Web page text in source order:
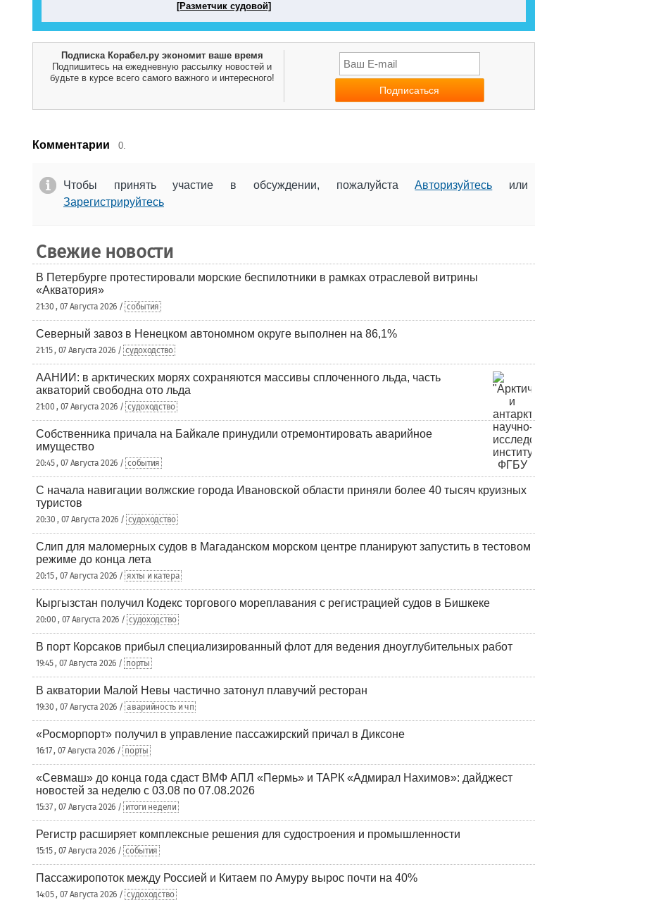
[Разметчик судовой]
Подписка Корабел.ру экономит ваше время
Подпишитесь на ежедневную рассылку новостей и
будьте в курсе всего самого важного и интересного!
Комментарии 0.
Чтобы принять участие в обсуждении, пожалуйстаАвторизуйтесь или
Зарегистрируйтесь
Свежие новости
В Петербурге протестировали морские беспилотники в рамках отраслевой витрины
«Акватория»
21:30 , 07 Августа 2026 / события
Северный завоз в Ненецком автономном округе выполнен на 86,1%
21:15 , 07 Августа 2026 / судоходство
ААНИИ: в арктических морях сохраняются массивы сплоченного льда, часть
акваторий свободна ото льда
21:00 , 07 Августа 2026 / судоходство
Собственника причала на Байкале принудили отремонтировать аварийное
имущество
20:45 , 07 Августа 2026 / события
С начала навигации волжские города Ивановской области приняли более 40 тысяч круизных
туристов
20:30 , 07 Августа 2026 / судоходство
Слип для маломерных судов в Магаданском морском центре планируют запустить в тестовом
режиме до конца лета
20:15 , 07 Августа 2026 / яхты и катера
Кыргызстан получил Кодекс торгового мореплавания с регистрацией судов в Бишкеке
20:00 , 07 Августа 2026 / судоходство
В порт Корсаков прибыл специализированный флот для ведения дноуглубительных работ
19:45 , 07 Августа 2026 / порты
В акватории Малой Невы частично затонул плавучий ресторан
19:30 , 07 Августа 2026 / аварийность и чп
«Росморпорт» получил в управление пассажирский причал в Диксоне
16:17 , 07 Августа 2026 / порты
«Севмаш» до конца года сдаст ВМФ АПЛ «Пермь» и ТАРК «Адмирал Нахимов»: дайджест
новостей за неделю с 03.08 по 07.08.2026
15:37 , 07 Августа 2026 / итоги недели
Регистр расширяет комплексные решения для судостроения и промышленности
15:15 , 07 Августа 2026 / события
Пассажиропоток между Россией и Китаем по Амуру вырос почти на 40%
14:05 , 07 Августа 2026 / судоходство